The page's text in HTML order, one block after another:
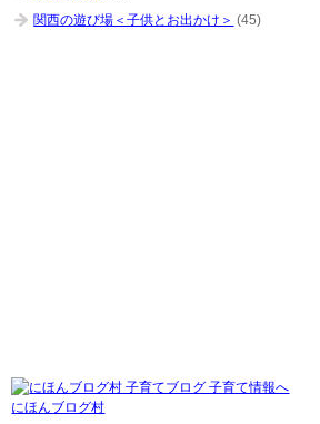
関西の遊び場＜子供とお出かけ＞ (45)
にほんブログ村